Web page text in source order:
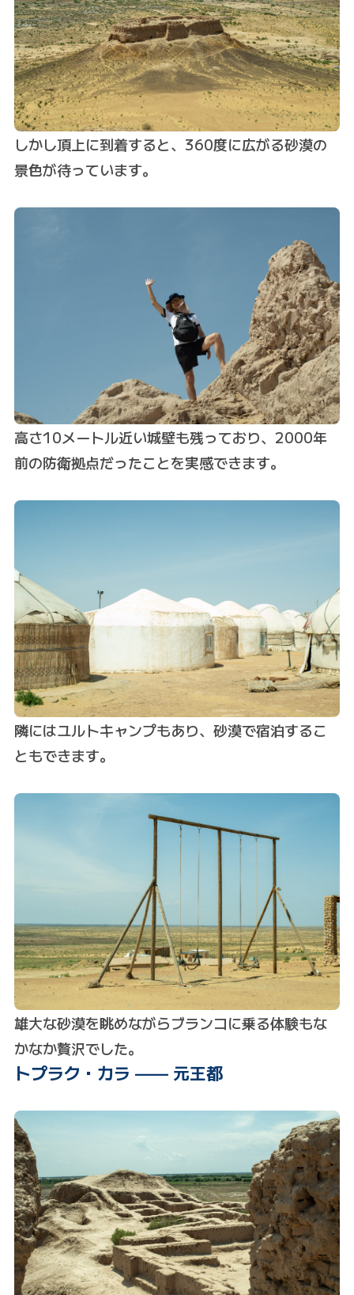
しかし頂上に到着すると、360度に広がる砂漠の
景色が待っています。
高さ10メートル近い城壁も残っており、2000年
前の防衛拠点だったことを実感できます。
隣にはユルトキャンプもあり、砂漠で宿泊するこ
ともできます。
雄大な砂漠を眺めながらブランコに乗る体験もな
かなか贅沢でした。
トプラク・カラ —— 元王都